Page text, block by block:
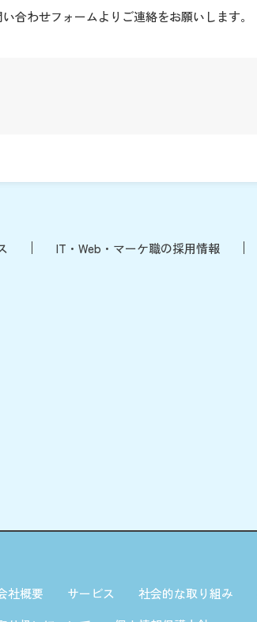
合わせフォームよりご連絡をお願いします。
IT・Web・マーケ職の採用情報
社概要 サービス 社会的な取り組み